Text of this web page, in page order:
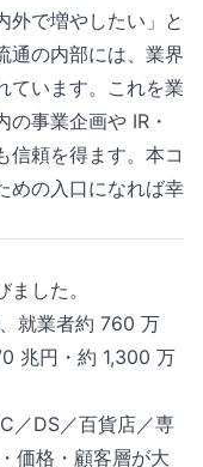
外で増やしたい」と
通の内部には、業界
ています。これを業
事業企画や IR・
信頼を得ます。本コ
めの入口になれば幸
した。
就業者約 760 万
兆円・約 1,300 万
／DS／百貨店／専
価格・顧客層が大